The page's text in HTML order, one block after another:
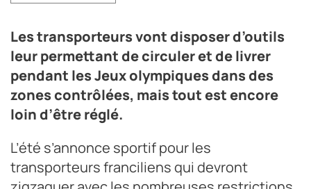
Les transporteurs vont disposer d’outils
leur permettant de circuler et de livrer
pendant les Jeux olympiques dans des
zones contrôlées, mais tout est encore
loin d’être réglé.
L’été s’annonce sportif pour les
transporteurs franciliens qui devront